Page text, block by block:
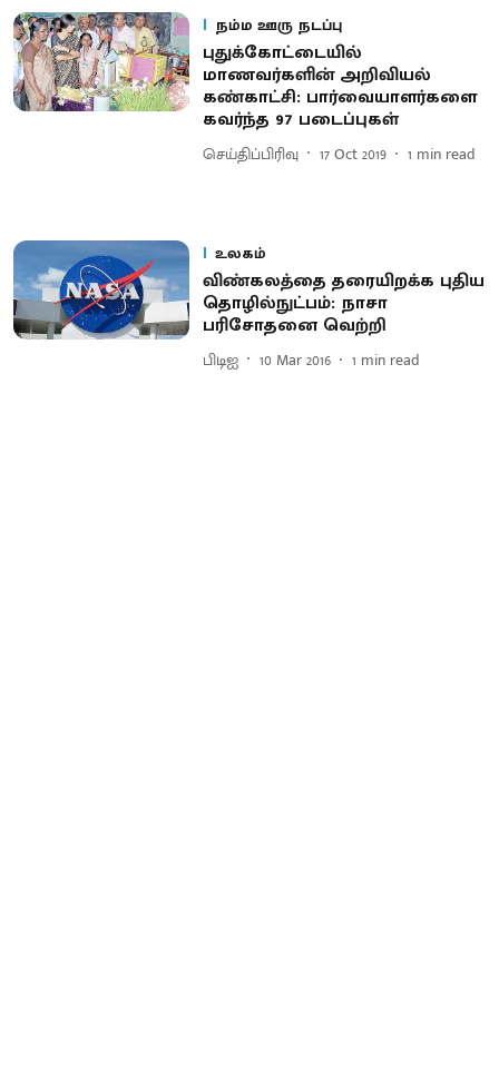
நம்ம ஊரு நடப்பு
புதுக்கோட்டையில்
மாணவர்களின் அறிவியல்
கண்காட்சி: பார்வையாளர்களை
கவர்ந்த 97 படைப்புகள்
செய்திப்பிரிவு 17 Oct 2019 1 min read
உலகம்
விண்கலத்தை தரையிறக்க புதிய
தொழில்நுட்பம் : நாசா
பரிசோதனை வெற்றி
பிடிஐ 10 Mar 2016 1 min read